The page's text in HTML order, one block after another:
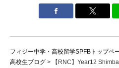
フィジー中学・高校留学SPFBトップペ
高校生ブログ > 【RNC】Year12